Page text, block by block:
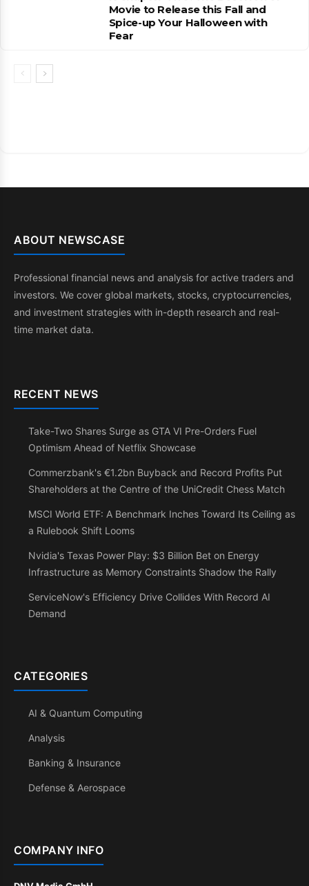
Movie to Release this Fall and
Spice-up Your Halloween with
Fear
ABOUT NEWSCASE
Professional financial news and analysis for active traders and
investors. We cover global markets, stocks, cryptocurrencies,
and investment strategies with in-depth research and real-
time market data.
RECENT NEWS
Take-Two Shares Surge as GTA VI Pre-Orders Fuel
Optimism Ahead of Netflix Showcase
Commerzbank's €1.2bn Buyback and Record Profits Put
Shareholders at the Centre of the UniCredit Chess Match
MSCI World ETF: A Benchmark Inches Toward Its Ceiling as
a Rulebook Shift Looms
Nvidia's Texas Power Play: $3 Billion Bet on Energy
Infrastructure as Memory Constraints Shadow the Rally
ServiceNow's Efficiency Drive Collides With Record AI
Demand
CATEGORIES
AI & Quantum Computing
Analysis
Banking & Insurance
Defense & Aerospace
COMPANY INFO